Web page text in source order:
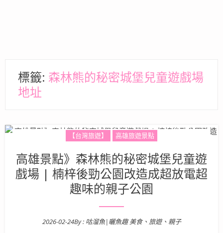
標籤: 森林熊的秘密城堡兒童遊戲場
地址
【台灣旅遊】 高雄旅遊景點
高雄景點》森林熊的秘密城堡兒童遊
戲場 | 楠梓後勁公園改造成超放電超
趣味的親子公園
Posted on
2026-02-24By : 咕溜魚|曬魚趣 美食、旅遊、親子